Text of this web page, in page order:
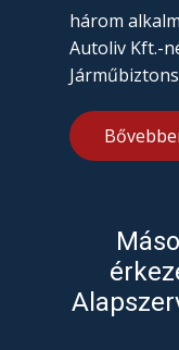
három
Autoliv Kft.-